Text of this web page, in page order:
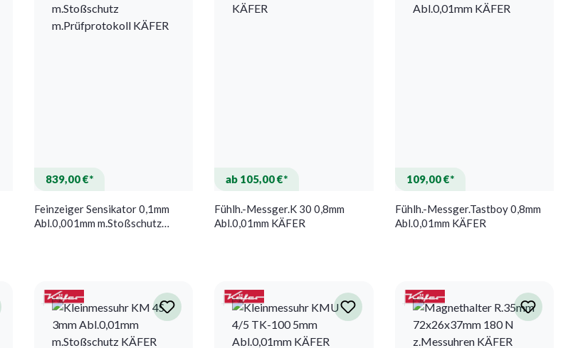
839,00 €*
Feinzeiger Sensikator 0,1mm
Abl.0,001mm m.Stoßschutz
ab 105,00 €*
Fühlh.-Messger.K 30 0,8mm
Abl.0,01mm KÄFER
109,00 €*
Fühlh.-Messger.Tastboy 0,8mm
Abl.0,01mm KÄFER